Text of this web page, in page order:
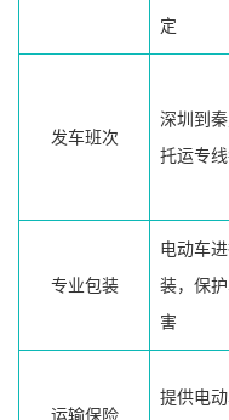
定
发车班次
深圳到
托运专
专业包装
电动车
装，保
害
运输保险
提供电